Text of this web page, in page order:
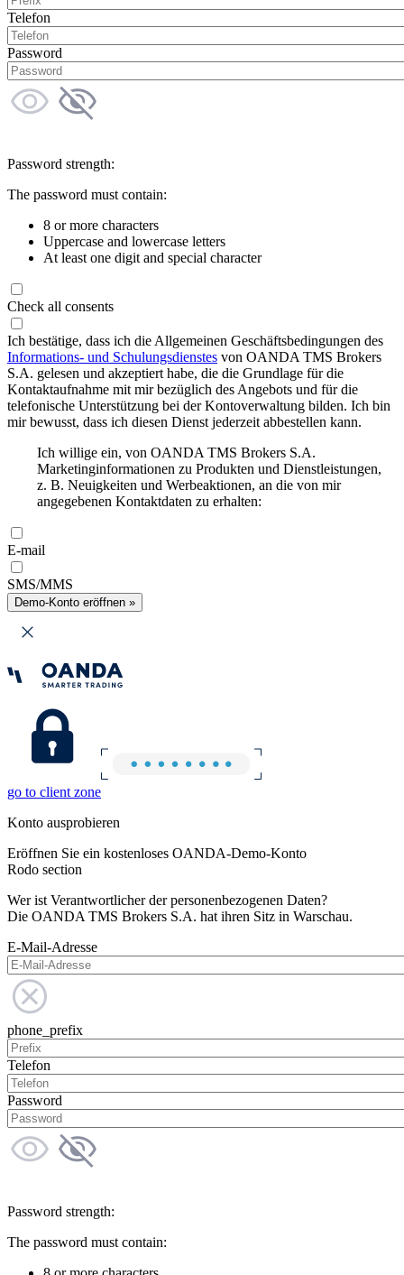
Telefon
Password
Password strength:
The password must contain:
8 or more characters
Uppercase and lowercase letters
At least one digit and special character
Check all consents
Ich bestätige, dass ich die Allgemeinen Geschäftsbedingungen des
Informations- und Schulungsdienstes von OANDA TMS Brokers
S.A. gelesen und akzeptiert habe, die die Grundlage für die
Kontaktaufnahme mit mir bezüglich des Angebots und für die
telefonische Unterstützung bei der Kontoverwaltung bilden. Ich bin
mir bewusst, dass ich diesen Dienst jederzeit abbestellen kann.
Ich willige ein, von OANDA TMS Brokers S.A.
Marketinginformationen zu Produkten und Dienstleistungen,
z. B. Neuigkeiten und Werbeaktionen, an die von mir
angegebenen Kontaktdaten zu erhalten:
E-mail
SMS/MMS
Demo-Konto eröffnen »
go to client zone
Konto ausprobieren
Eröffnen Sie ein kostenloses OANDA-Demo-Konto
Rodo section
Wer ist Verantwortlicher der personenbezogenen Daten?
Die OANDA TMS Brokers S.A. hat ihren Sitz in Warschau.
E-Mail-Adresse
phone_prefix
Telefon
Password
Password strength:
The password must contain: